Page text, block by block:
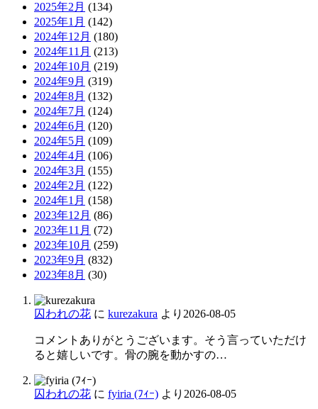
2025年2月 (134)
2025年1月 (142)
2024年12月 (180)
2024年11月 (213)
2024年10月 (219)
2024年9月 (319)
2024年8月 (132)
2024年7月 (124)
2024年6月 (120)
2024年5月 (109)
2024年4月 (106)
2024年3月 (155)
2024年2月 (122)
2024年1月 (158)
2023年12月 (86)
2023年11月 (72)
2023年10月 (259)
2023年9月 (832)
2023年8月 (30)
囚われの花 に kurezakura より 2026-08-05
コメントありがとうございます。そう言っていただけ
ると嬉しいです。骨の腕を動かすの…
囚われの花 に fyiria (ﾌｨｰ) より 2026-08-05